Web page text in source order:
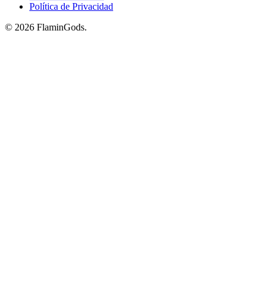
Política de Privacidad
© 2026 FlaminGods.